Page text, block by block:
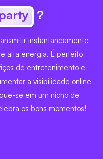
?
instantaneamente
alta energia. É perfeito
de entretenimento e
a visibilidade online
se em um nicho de
os bons momentos!